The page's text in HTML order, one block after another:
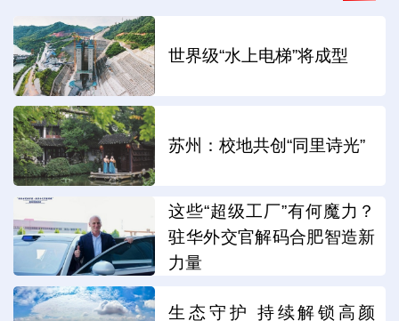
世界级“水上电梯”将成型
苏州：校地共创“同里诗光”
这些“超级工厂”有何魔力？
驻华外交官解码合肥智造新
力量
生态守护 持续解锁高颜